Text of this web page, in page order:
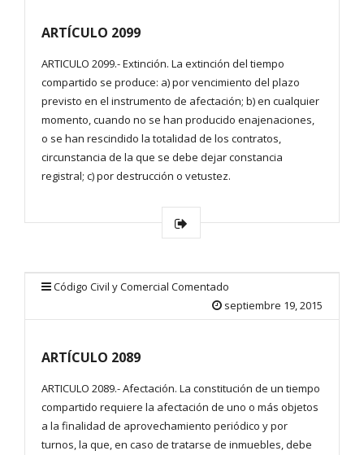
ARTÍCULO 2099
ARTICULO 2099.- Extinción. La extinción del tiempo
compartido se produce: a) por vencimiento del plazo
previsto en el instrumento de afectación; b) en cualquier
momento, cuando no se han producido enajenaciones,
o se han rescindido la totalidad de los contratos,
circunstancia de la que se debe dejar constancia
registral; c) por destrucción o vetustez.
Código Civil y Comercial Comentado
septiembre 19, 2015
ARTÍCULO 2089
ARTICULO 2089.- Afectación. La constitución de un tiempo
compartido requiere la afectación de uno o más objetos
a la finalidad de aprovechamiento periódico y por
turnos, la que, en caso de tratarse de inmuebles, debe